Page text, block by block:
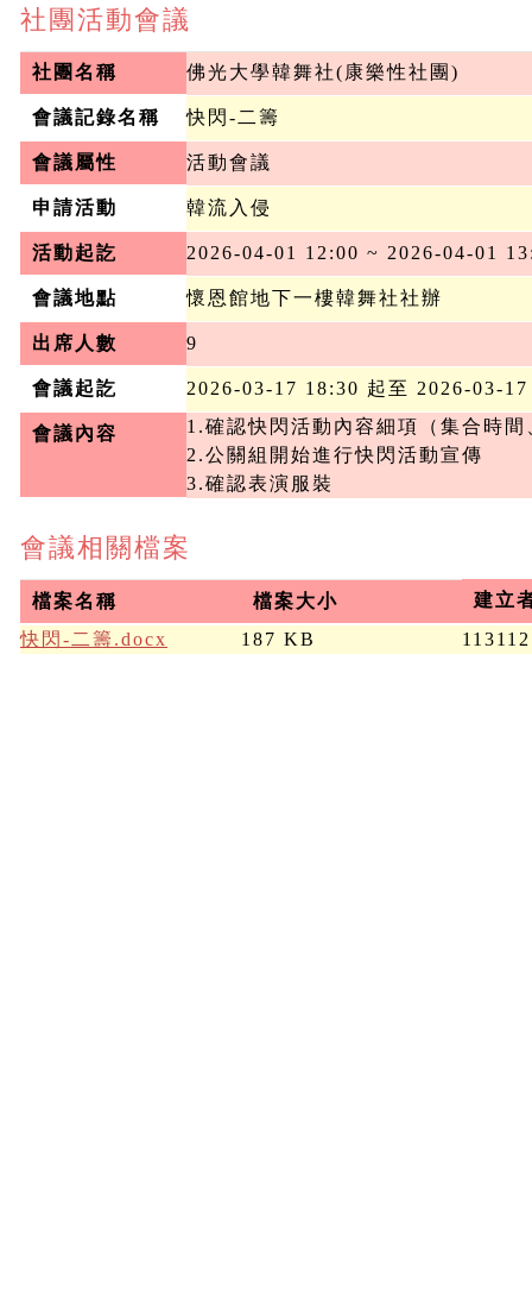
社團活動會議
社團名稱 佛光大學韓舞社(康樂性社團)
會議記錄名稱 快閃-二籌
會議屬性 活動會議
申請活動 韓流入侵
活動起訖 2026-04-01 12:00 ~ 2026-04-01
會議地點 懷恩館地下一樓韓舞社社辦
出席人數 9
會議起訖 2026-03-17 18:30 起至 2026-03-
會議內容
1.確認快閃活動內容細項（集合時
2.公關組開始進行快閃活動宣傳
3.確認表演服裝
會議相關檔案
檔案名稱 檔案大小
建立
快閃-二籌.docx
187 KB